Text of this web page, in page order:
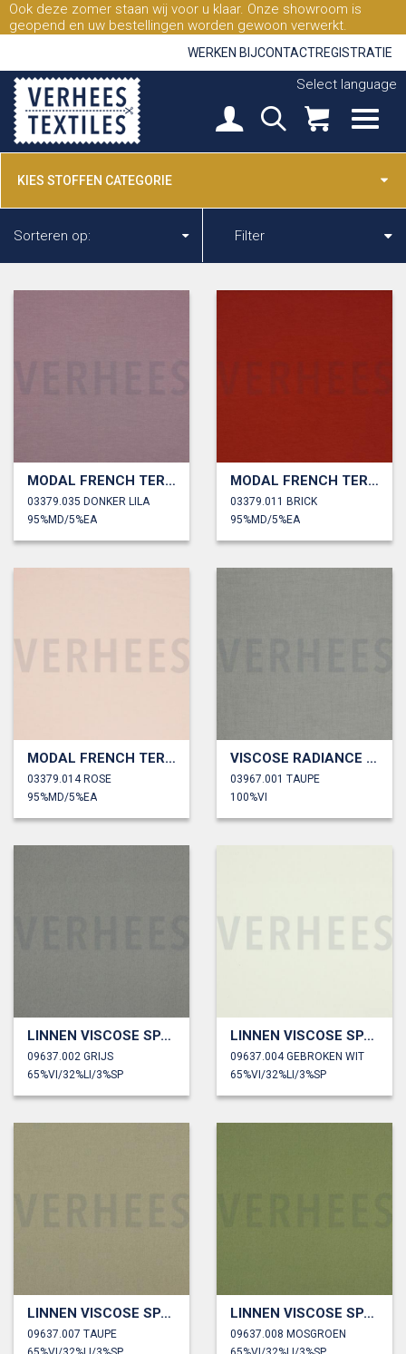
Ook deze zomer staan wij voor u klaar. Onze showroom is
geopend en uw bestellingen worden gewoon verwerkt.
WERKEN BIJCONTACTREGISTRATIE
Select language
KIES STOFFEN CATEGORIE
Sorteren op: Filter
MODAL FRENCH TERRY
03379.035 DONKER LILA
95%MD/5%EA
MODAL FRENCH TERRY
03379.011 BRICK
95%MD/5%EA
MODAL FRENCH TERRY
03379.014 ROSE
95%MD/5%EA
VISCOSE RADIANCE GEMÊLEERD
03967.001 TAUPE
100%VI
LINNEN VISCOSE SPANDEX
09637.002 GRIJS
65%VI/32%LI/3%SP
LINNEN VISCOSE SPANDEX
09637.004 GEBROKEN WIT
65%VI/32%LI/3%SP
LINNEN VISCOSE SPANDEX
09637.007 TAUPE
LINNEN VISCOSE SPANDEX
09637.008 MOSGROEN